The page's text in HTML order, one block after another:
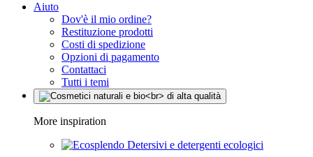
Aiuto
Dov'è il mio ordine?
Restituzione prodotti
Costi di spedizione
Opzioni di pagamento
Contattaci
Tutti i temi
More inspiration
Detersivi e detergenti ecologici